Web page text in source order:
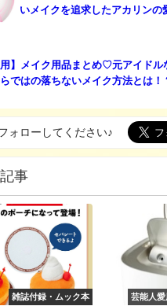
いメイクを追求したアカリンの
用】メイク用品まとめ♡元アイドル
らではの落ちないメイク方法とは！
ォローしてください♪
事
雑誌付録・ムック本 芸能人愛